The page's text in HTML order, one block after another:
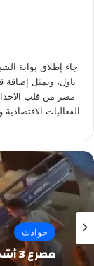
جاء إطلاق بوابة
باول، ويمثل إضافة
مصر من قلب
الفعاليات
حوادث
مصرع 3 أشخاص في حريق مخبز بمنطقة شبرا